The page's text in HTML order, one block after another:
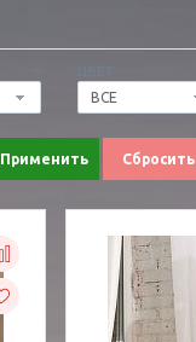
ВСЕ
Применить Сбросить